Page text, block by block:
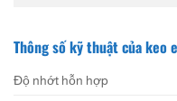
Thông số kỹ thuật của keo
Độ nhớt hỗn hợp